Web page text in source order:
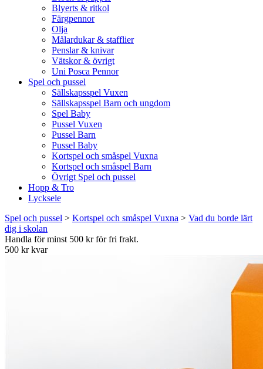
Blyerts & ritkol
Färgpennor
Olja
Målardukar & stafflier
Penslar & knivar
Vätskor & övrigt
Uni Posca Pennor
Spel och pussel
Sällskapsspel Vuxen
Sällskapsspel Barn och ungdom
Spel Baby
Pussel Vuxen
Pussel Barn
Pussel Baby
Kortspel och småspel Vuxna
Kortspel och småspel Barn
Övrigt Spel och pussel
Hopp & Tro
Lycksele
Spel och pussel > Kortspel och småspel Vuxna > Vad du borde lärt
dig i skolan
Handla för minst 500 kr för fri frakt.
500 kr kvar